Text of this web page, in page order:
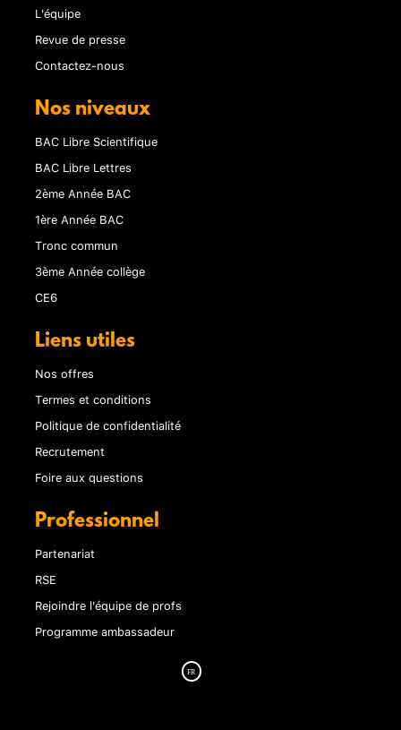
L'équipe
Revue de presse
Contactez-nous
Nos niveaux
BAC Libre Scientifique
BAC Libre Lettres
2ème Année BAC
1ère Année BAC
Tronc commun
3ème Année collège
CE6
Liens utiles
Nos offres
Termes et conditions
Politique de confidentialité
Recrutement
Foire aux questions
Professionnel
Partenariat
RSE
Rejoindre l'équipe de profs
Programme ambassadeur